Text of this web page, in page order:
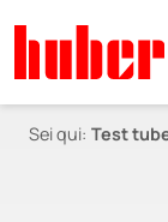
Sei qui: Test